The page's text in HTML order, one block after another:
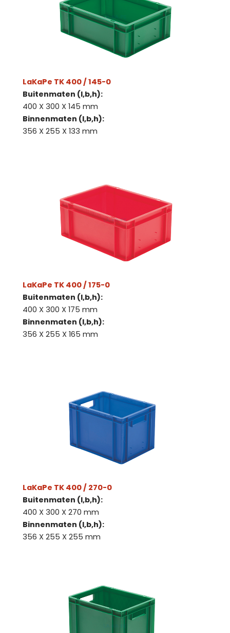
LaKaPe TK 400 / 145-0
Buitenmaten (l,b,h):
400 X 300 X 145 mm
Binnenmaten (l,b,h):
356 X 255 X 133 mm
LaKaPe TK 400 / 175-0
Buitenmaten (l,b,h):
400 X 300 X 175 mm
Binnenmaten (l,b,h):
356 X 255 X 165 mm
LaKaPe TK 400 / 270-0
Buitenmaten (l,b,h):
400 X 300 X 270 mm
Binnenmaten (l,b,h):
356 X 255 X 255 mm